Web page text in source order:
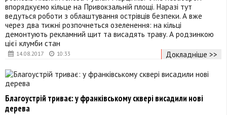
14.08.2017 10:33
впорядкуємо кільце на Привокзальній площі. Наразі тут
ведуться роботи з облаштування острівців безпеки. А вже
через два тижні розпочнеться озеленення: на кільці
демонтують рекламний щит та висадять траву. А родзинкою
цієї клумби стан
Докладніше >>
Благоустрій триває: у франківському сквері висадили нові
дерева